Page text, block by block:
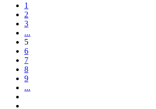
1
2
3
...
5
6
7
8
9
...